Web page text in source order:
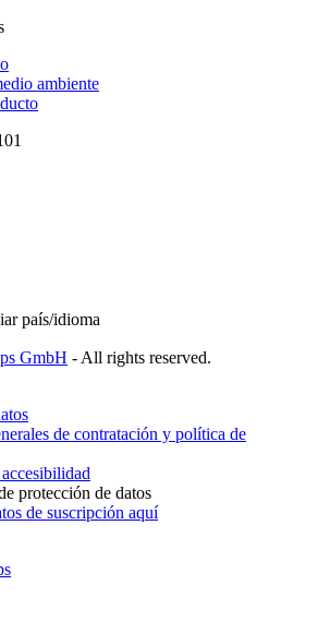
ambiente
país/idioma
GmbH - All rights reserved.
de contratación y política de
protección de datos
de suscripción aquí